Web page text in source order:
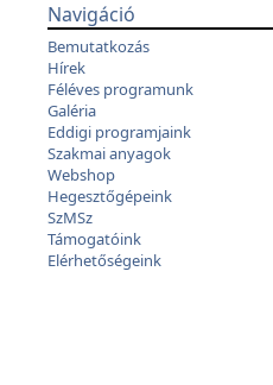
Navigáció
Bemutatkozás
Hírek
Féléves programunk
Galéria
Eddigi programjaink
Szakmai anyagok
Webshop
Hegesztőgépeink
SzMSz
Támogatóink
Elérhetőségeink